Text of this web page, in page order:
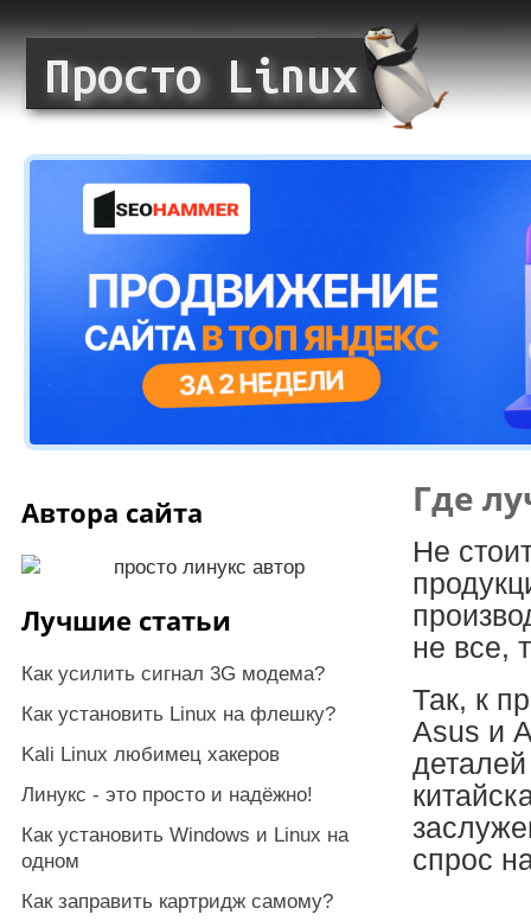
Где
Не
не все,
Так, к
Asus и
спрос
Автора сайта
Лучшие статьи
Как усилить сигнал 3G модема?
Как установить Linux на флешку?
Kali Linux любимец хакеров
Линукс - это просто и надёжно!
Как установить Windows и Linux на
одном
Как заправить картридж самому?